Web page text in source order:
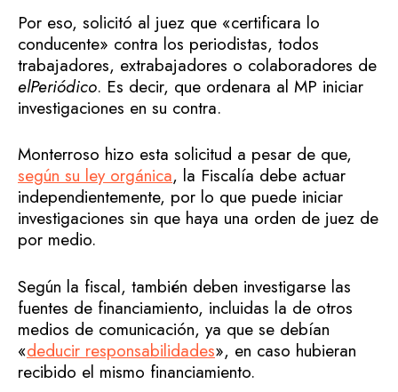
Por eso, solicitó al juez que «certificara lo
conducente» contra los periodistas, todos
trabajadores, extrabajadores o colaboradores de
elPeriódico. Es decir, que ordenara al MP iniciar
investigaciones en su contra.
Monterroso hizo esta solicitud a pesar de que,
según su ley orgánica, la Fiscalía debe actuar
independientemente, por lo que puede iniciar
investigaciones sin que haya una orden de juez de
por medio.
Según la fiscal, también deben investigarse las
fuentes de financiamiento, incluidas la de otros
medios de comunicación, ya que se debían
«deducir responsabilidades», en caso hubieran
recibido el mismo financiamiento.